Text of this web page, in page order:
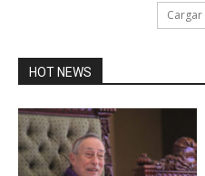
HOT NEWS